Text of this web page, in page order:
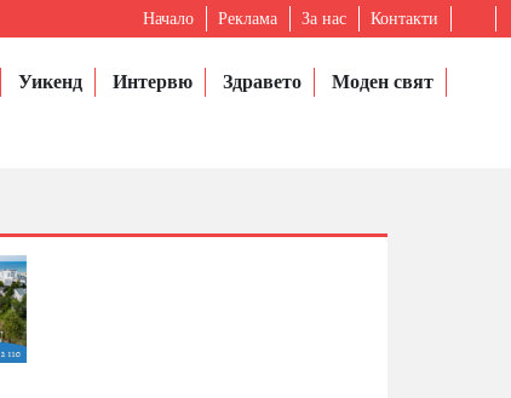
Начало Реклама За нас Контакти
Уикенд Интервю Здравето
Моден свят